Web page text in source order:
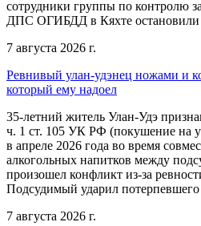
сотрудники группы по контролю
ДПС ОГИБДД в Кяхте остановили
7 августа 2026 г.
Ревнивый улан-удэнец ножами и
который ему надоел
35-летний житель Улан-Удэ
ч. 1 ст. 105 УК РФ (покушение на
в апреле 2026 года во время
алкогольных напитков между
произошел конфликт из-за
Подсудимый ударил
7 августа 2026 г.